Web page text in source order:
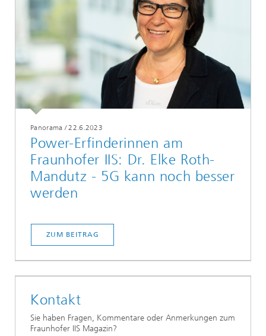
Panorama / 22.6.2023
Power-Erfinderinnen am
Fraunhofer IIS: Dr. Elke Roth-
Mandutz - 5G kann noch besser
werden
ZUM BEITRAG
Kontakt
Sie haben Fragen, Kommentare oder Anmerkungen zum
Fraunhofer IIS Magazin?